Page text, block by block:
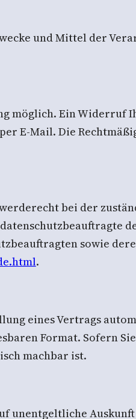
und Mittel der
möglich. Ein Widerruf
E-Mail. Die
bei der
sowie
.
eines Vertrags
Format. Sofern
machbar ist.
unentgeltliche